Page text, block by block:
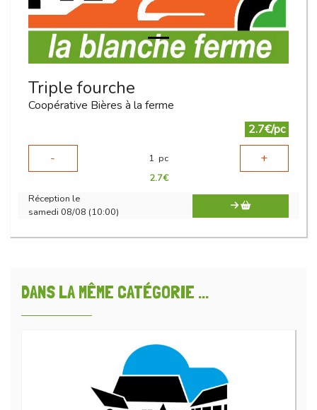
Triple fourche
Coopérative Bières à la ferme
2.7€/pc
-
1 pc +
2.7€
Réception le
samedi 08/08 (10:00)
DANS LA MÊME CATÉGORIE ...